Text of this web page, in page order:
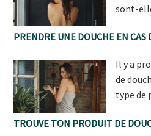
sont-
PRENDRE UNE DOUCHE EN CAS
Il y a
de
type de
TROUVE TON PRODUIT DE